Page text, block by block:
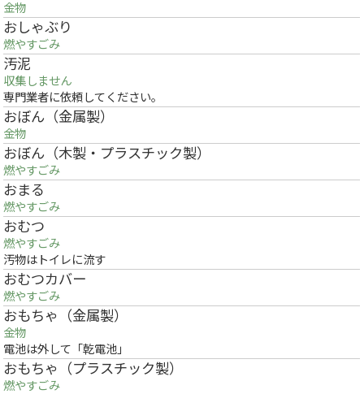
金物
おしゃぶり
燃やすごみ
汚泥
収集しません
専門業者に依頼してください。
おぼん（金属製）
金物
おぼん（木製・プラスチック製）
燃やすごみ
おまる
燃やすごみ
おむつ
燃やすごみ
汚物はトイレに流す
おむつカバー
燃やすごみ
おもちゃ（金属製）
金物
電池は外して「乾電池」
おもちゃ（プラスチック製）
燃やすごみ